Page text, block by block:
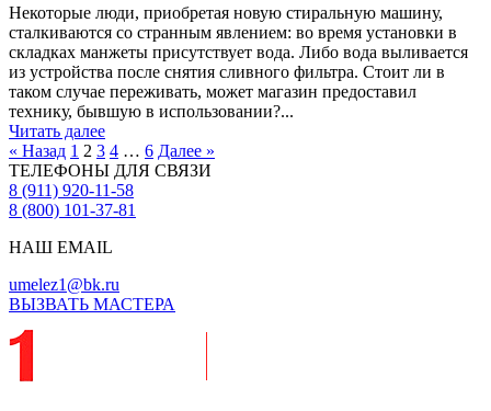
Некоторые люди, приобретая новую стиральную машину,
сталкиваются со странным явлением: во время установки в
складках манжеты присутствует вода. Либо вода выливается
из устройства после снятия сливного фильтра. Стоит ли в
таком случае переживать, может магазин предоставил
технику, бывшую в использовании?...
Читать далее
« Назад 1 2 3 4 … 6 Далее »
ТЕЛЕФОНЫ ДЛЯ СВЯЗИ
8 (911) 920-11-58
8 (800) 101-37-81
НАШ EMAIL
umelez1@bk.ru
ВЫЗВАТЬ МАСТЕРА